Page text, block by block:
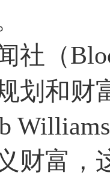
社（
划和财
财富，